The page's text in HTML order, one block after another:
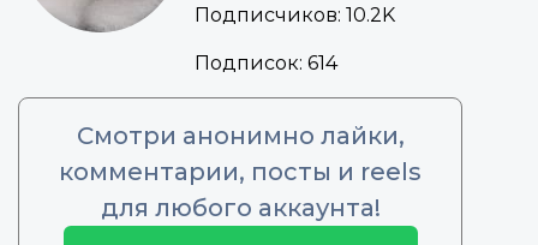
Подписчиков: 10.2K
Подписок: 614
Смотри анонимно лайки,
комментарии, посты и reels
для любого аккаунта!